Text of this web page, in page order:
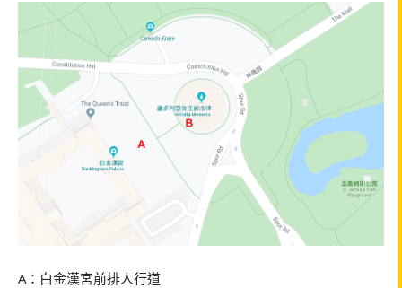
A：白金漢宮前排人行道